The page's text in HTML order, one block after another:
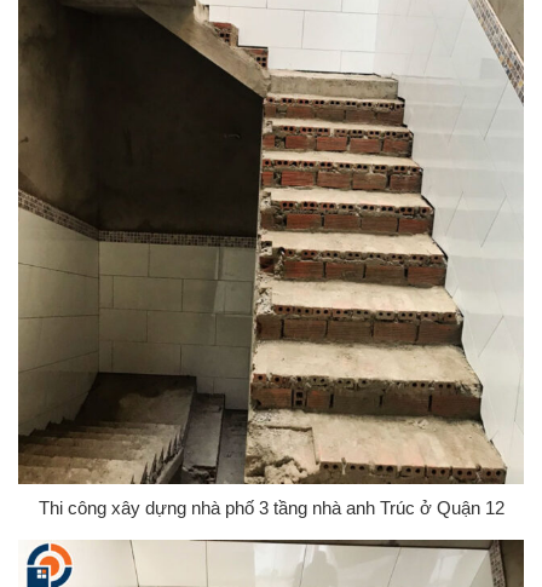
Thi công xây dựng nhà phố 3 tầng nhà anh Trúc ở Quận 12